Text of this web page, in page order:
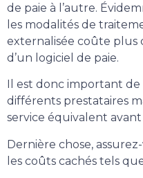
de paie à l’autre.
les modalités de
externalisée coûte plus
d’un logiciel de paie.
Il est donc important
différents prestataires
service équivalent
Dernière chose,
les coûts cachés tels